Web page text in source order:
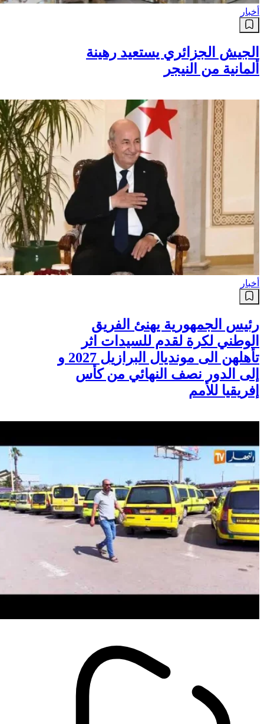
أخبار
الجيش الجزائري يستعيد رهينة
ألمانية من النيجر
أخبار
رئيس الجمهورية يهنئ الفريق
الوطني لكرة لقدم للسيدات اثر
تأهلهن الى مونديال البرازيل 2027 و
إلى الدور نصف النهائي من كأس
إفريقيا للأمم